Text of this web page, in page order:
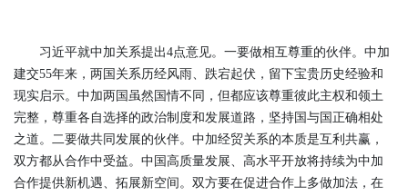
习近平就中加关系提出4点意见。一要做相互尊重的伙伴。中加
建交55年来，两国关系历经风雨、跌宕起伏，留下宝贵历史经验和
现实启示。中加两国虽然国情不同，但都应该尊重彼此主权和领土
完整，尊重各自选择的政治制度和发展道路，坚持国与国正确相处
之道。二要做共同发展的伙伴。中加经贸关系的本质是互利共赢，
双方都从合作中受益。中国高质量发展、高水平开放将持续为中加
合作提供新机遇、拓展新空间。双方要在促进合作上多做加法，在